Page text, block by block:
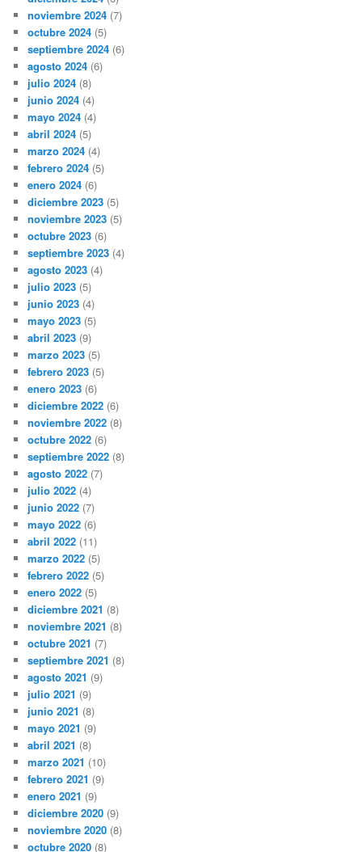
noviembre 2024 (7)
octubre 2024 (5)
septiembre 2024 (6)
agosto 2024 (6)
julio 2024 (8)
junio 2024 (4)
mayo 2024 (4)
abril 2024 (5)
marzo 2024 (4)
febrero 2024 (5)
enero 2024 (6)
diciembre 2023 (5)
noviembre 2023 (5)
octubre 2023 (6)
septiembre 2023 (4)
agosto 2023 (4)
julio 2023 (5)
junio 2023 (4)
mayo 2023 (5)
abril 2023 (9)
marzo 2023 (5)
febrero 2023 (5)
enero 2023 (6)
diciembre 2022 (6)
noviembre 2022 (8)
octubre 2022 (6)
septiembre 2022 (8)
agosto 2022 (7)
julio 2022 (4)
junio 2022 (7)
mayo 2022 (6)
abril 2022 (11)
marzo 2022 (5)
febrero 2022 (5)
enero 2022 (5)
diciembre 2021 (8)
noviembre 2021 (8)
octubre 2021 (7)
septiembre 2021 (8)
agosto 2021 (9)
julio 2021 (9)
junio 2021 (8)
mayo 2021 (9)
abril 2021 (8)
marzo 2021 (10)
febrero 2021 (9)
enero 2021 (9)
diciembre 2020 (9)
noviembre 2020 (8)
octubre 2020 (8)